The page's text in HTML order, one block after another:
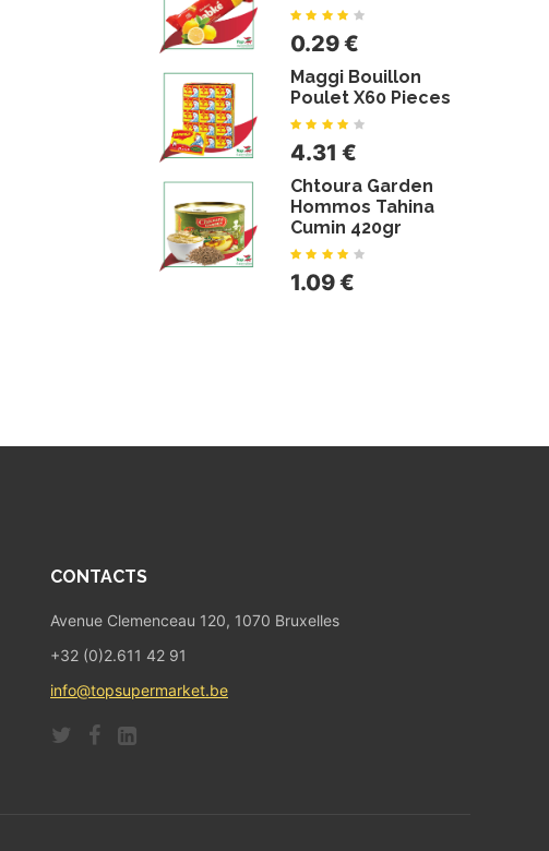
0.29 €
Maggi Bouillon
Poulet X60 Pieces
4.31 €
Chtoura Garden
Hommos Tahina
Cumin 420gr
1.09 €
CONTACTS
Avenue Clemenceau 120, 1070 Bruxelles
+32 (0)2.611 42 91
info@topsupermarket.be